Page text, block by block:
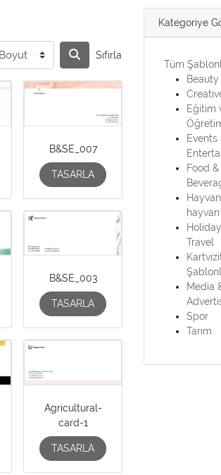
Sıfırla
B&SE_007
TASARLA
B&SE_003
TASARLA
Agricultural-
card-1
TASARLA
Kategoriye
Tüm
Eğitim
Events
Food &
hayvan
Travel
Media
Spor
Tarım